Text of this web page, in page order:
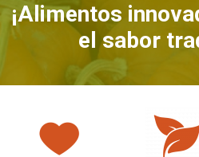
¡Alimentos
el sabor